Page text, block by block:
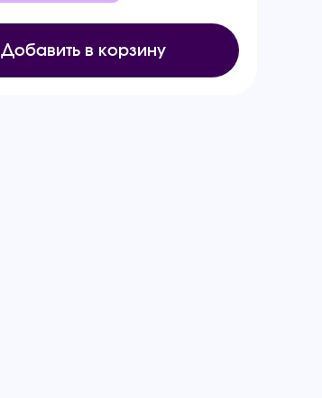
Добавить в корзину